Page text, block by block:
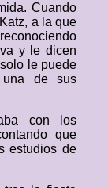
Cuando
a la que
y le dicen
le puede
una de sus
con los
que
estudios de